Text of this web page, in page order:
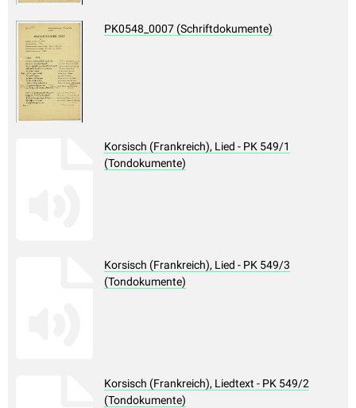
PK0548_0007 (Schriftdokumente)
Korsisch (Frankreich), Lied - PK 549/1
(Tondokumente)
Korsisch (Frankreich), Lied - PK 549/3
(Tondokumente)
Korsisch (Frankreich), Liedtext - PK 549/2
(Tondokumente)